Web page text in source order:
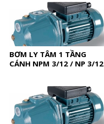
BƠM LY TÂM 1 TẦNG
CÁNH NPM 3/12 / NP 3/12